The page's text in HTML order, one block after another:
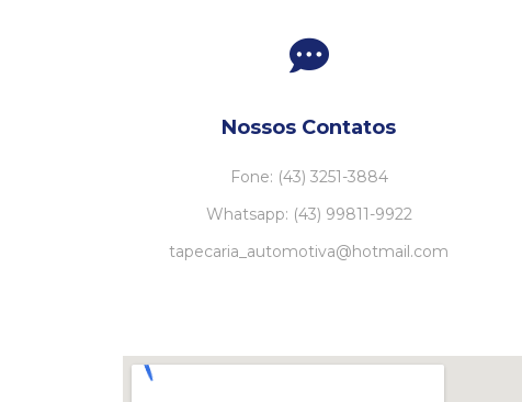
Nossos Contatos
Fone: (43) 3251-3884
Whatsapp: (43) 99811-9922
tapecaria_automotiva@hotmail.com